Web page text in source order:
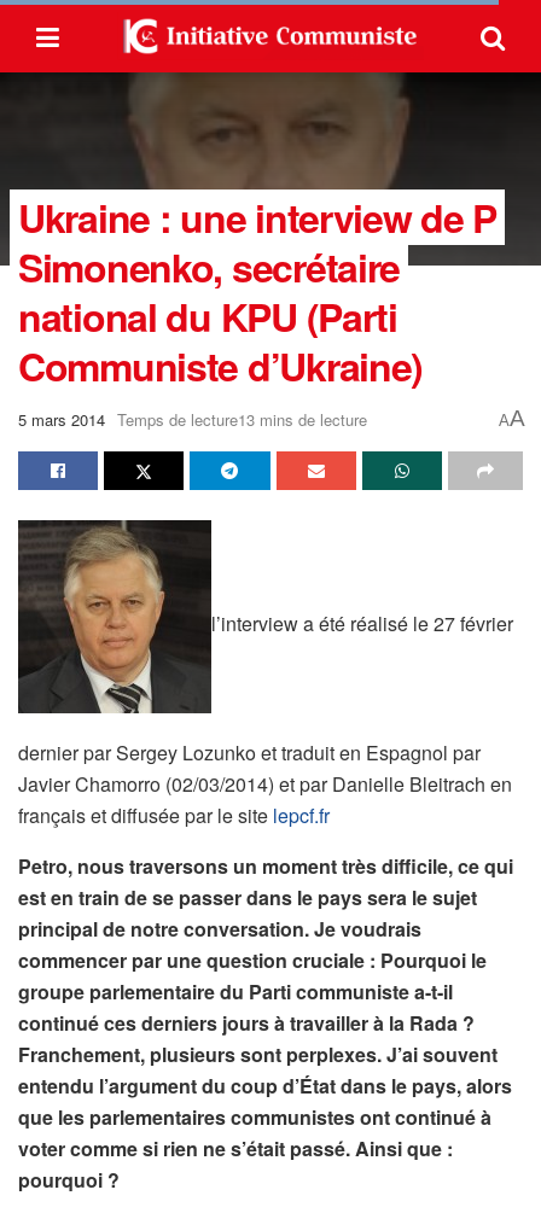
Ukraine : une interview de P
Simonenko, secrétaire
national du KPU (Parti
Communiste d’Ukraine)
5 mars 2014 Temps de lecture13 mins de lecture AA
l’interview a été réalisé le 27 février
dernier par Sergey Lozunko et traduit en Espagnol par
Javier Chamorro (02/03/2014) et par Danielle Bleitrach en
français et diffusée par le site lepcf.fr
Petro, nous traversons un moment très difficile, ce qui
est en train de se passer dans le pays sera le sujet
principal de notre conversation. Je voudrais
commencer par une question cruciale : Pourquoi le
groupe parlementaire du Parti communiste a-t-il
continué ces derniers jours à travailler à la Rada ?
Franchement, plusieurs sont perplexes. J’ai souvent
entendu l’argument du coup d’État dans le pays, alors
que les parlementaires communistes ont continué à
voter comme si rien ne s’était passé. Ainsi que :
pourquoi ?